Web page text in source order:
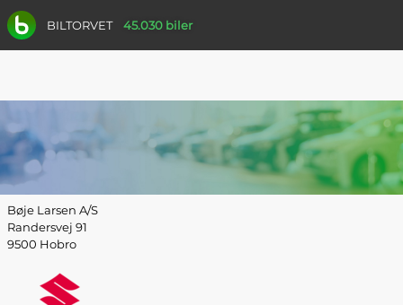
BILTORVET 45.030 biler
Bøje Larsen A/S
Randersvej 91
9500 Hobro